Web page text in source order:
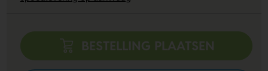
BESTELLING PLAATSEN